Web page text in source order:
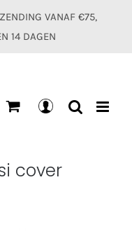
VANAF €75,
14 DAGEN
cover